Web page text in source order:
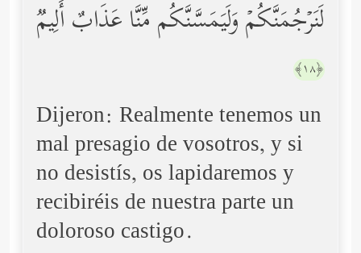
لَنَرۡجُمَنَّكُمۡ وَلَیَمَسَّنَّكُم مِّنَّا عَذَابٌ أَلِیمࣱ
﴿١٨﴾
Dijeron: Realmente tenemos un
mal presagio de vosotros, y si
no desistís, os lapidaremos y
recibiréis de nuestra parte un
doloroso castigo.